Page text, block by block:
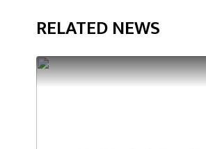
RELATED NEWS